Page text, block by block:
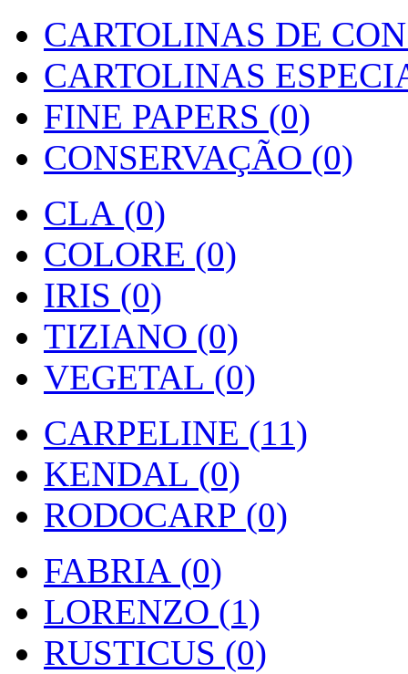
CARTOLINAS DE
CARTOLINAS
FINE PAPERS (0)
CONSERVAÇÃO (0)
CLA (0)
COLORE (0)
IRIS (0)
TIZIANO (0)
VEGETAL (0)
CARPELINE (11)
KENDAL (0)
RODOCARP (0)
FABRIA (0)
LORENZO (1)
RUSTICUS (0)